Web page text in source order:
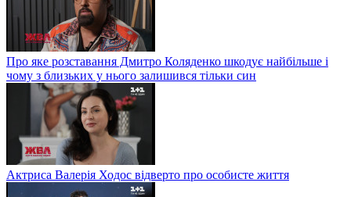
Про яке розставання Дмитро Коляденко шкодує найбільше і
чому з близьких у нього залишився тільки син
Актриса Валерія Ходос відверто про особисте життя